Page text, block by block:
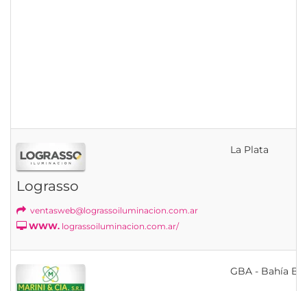
Lograsso
ventasweb@lograssoiluminacion.com.ar
WWW. lograssoiluminacion.com.ar/
La Plata
GBA - Bahía